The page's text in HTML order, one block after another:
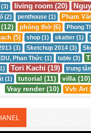
living room (20)
(2) penthouse (1) Phạm
phòng thờ (6) Phong
(5) shop (1) skatter (1)
(3)
Sketchup 2014 (3)
Phan Thức (1) table (3)
Tori Kachi (19)
trung
(1)
tutorial (11) villa (10)
Vray render (10) Vvh Art